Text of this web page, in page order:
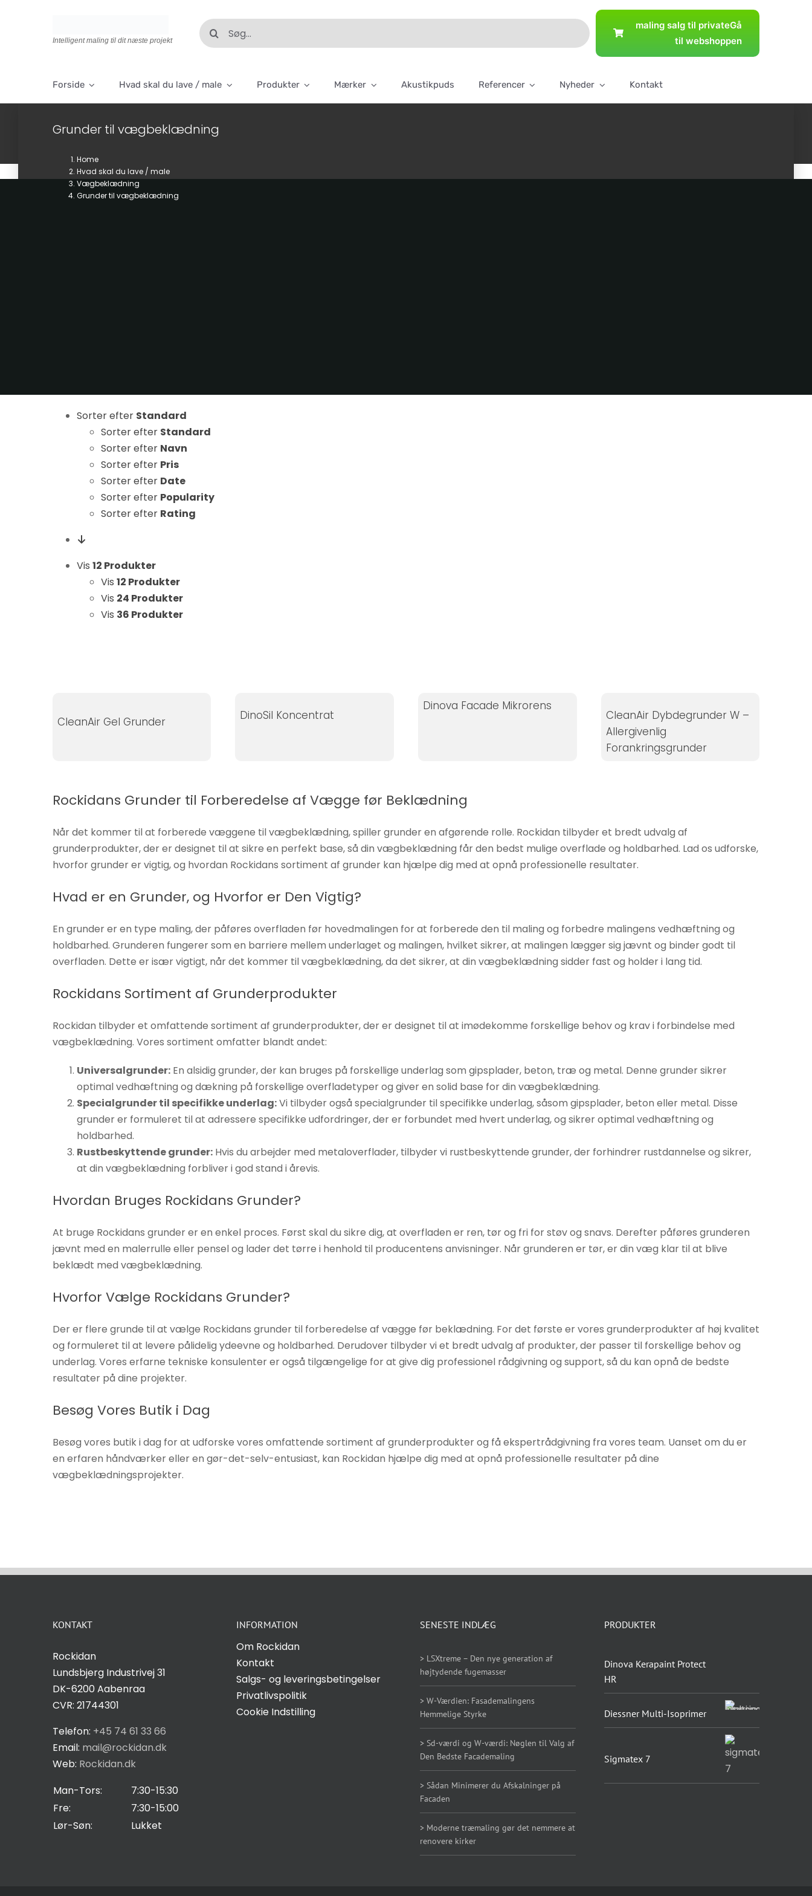
Intelligent maling til dit næste projekt
Søg
efter:
maling salg til privateGå
til webshoppen
Forside Hvad skal du lave / male Produkter Mærker Akustikpuds Referencer Nyheder Kontakt
Grunder til vægbeklædning
Home
Hvad skal du lave / male
Vægbeklædning
Grunder til vægbeklædning
Sorter efter Standard
Sorter efter Standard
Sorter efter Navn
Sorter efter Pris
Sorter efter Date
Sorter efter Popularity
Sorter efter Rating
Vis 12 Produkter
Vis 12 Produkter
Vis 24 Produkter
Vis 36 Produkter
CleanAir Gel Grunder DinoSil Koncentrat
Dinova Facade Mikrorens
CleanAir Dybdegrunder W –
Allergivenlig
Forankringsgrunder
Rockidans Grunder til Forberedelse af Vægge før Beklædning
Når det kommer til at forberede væggene til vægbeklædning, spiller grunder en afgørende rolle. Rockidan tilbyder et bredt udvalg af
grunderprodukter, der er designet til at sikre en perfekt base, så din vægbeklædning får den bedst mulige overflade og holdbarhed. Lad os udforske,
hvorfor grunder er vigtig, og hvordan Rockidans sortiment af grunder kan hjælpe dig med at opnå professionelle resultater.
Hvad er en Grunder, og Hvorfor er Den Vigtig?
En grunder er en type maling, der påføres overfladen før hovedmalingen for at forberede den til maling og forbedre malingens vedhæftning og
holdbarhed. Grunderen fungerer som en barriere mellem underlaget og malingen, hvilket sikrer, at malingen lægger sig jævnt og binder godt til
overfladen. Dette er især vigtigt, når det kommer til vægbeklædning, da det sikrer, at din vægbeklædning sidder fast og holder i lang tid.
Rockidans Sortiment af Grunderprodukter
Rockidan tilbyder et omfattende sortiment af grunderprodukter, der er designet til at imødekomme forskellige behov og krav i forbindelse med
vægbeklædning. Vores sortiment omfatter blandt andet:
Universalgrunder:En alsidig grunder, der kan bruges på forskellige underlag som gipsplader, beton, træ og metal. Denne grunder sikrer
optimal vedhæftning og dækning på forskellige overfladetyper og giver en solid base for din vægbeklædning.
Specialgrunder til specifikke underlag:Vi tilbyder også specialgrunder til specifikke underlag, såsom gipsplader, beton eller metal. Disse
grunder er formuleret til at adressere specifikke udfordringer, der er forbundet med hvert underlag, og sikrer optimal vedhæftning og
holdbarhed.
Rustbeskyttende grunder:Hvis du arbejder med metaloverflader, tilbyder vi rustbeskyttende grunder, der forhindrer rustdannelse og sikrer,
at din vægbeklædning forbliver i god stand i årevis.
Hvordan Bruges Rockidans Grunder?
At bruge Rockidans grunder er en enkel proces. Først skal du sikre dig, at overfladen er ren, tør og fri for støv og snavs. Derefter påføres grunderen
jævnt med en malerrulle eller pensel og lader det tørre i henhold til producentens anvisninger. Når grunderen er tør, er din væg klar til at blive
beklædt med vægbeklædning.
Hvorfor Vælge Rockidans Grunder?
Der er flere grunde til at vælge Rockidans grunder til forberedelse af vægge før beklædning. For det første er vores grunderprodukter af høj kvalitet
og formuleret til at levere pålidelig ydeevne og holdbarhed. Derudover tilbyder vi et bredt udvalg af produkter, der passer til forskellige behov og
underlag. Vores erfarne tekniske konsulenter er også tilgængelige for at give dig professionel rådgivning og support, så du kan opnå de bedste
resultater på dine projekter.
Besøg Vores Butik i Dag
Besøg vores butik i dag for at udforske vores omfattende sortiment af grunderprodukter og få ekspertrådgivning fra vores team. Uanset om du er
en erfaren håndværker eller en gør-det-selv-entusiast, kan Rockidan hjælpe dig med at opnå professionelle resultater på dine
vægbeklædningsprojekter.
KONTAKT
Rockidan
Lundsbjerg Industrivej 31
DK-6200 Aabenraa
CVR: 21744301
Telefon: +45 74 61 33 66
Email: mail@rockidan.dk
Web: Rockidan.dk
Man-Tors:
7:30-15:30
Fre:
7:30-15:00
Lør-Søn:
Lukket
INFORMATION
Om Rockidan
Kontakt
Salgs- og leveringsbetingelser
Privatlivspolitik
Cookie Indstilling
SENESTE INDLÆG
> LSXtreme – Den nye generation af
højtydende fugemasser
> W-Værdien: Fasademalingens
Hemmelige Styrke
> Sd-værdi og W-værdi: Nøglen til Valg af
Den Bedste Facademaling
> Sådan Minimerer du Afskalninger på
Facaden
> Moderne træmaling gør det nemmere at
renovere kirker
PRODUKTER
Dinova Kerapaint Protect
HR
Diessner Multi-Isoprimer
Sigmatex 7
Disse cookies
For at vi kan
Oplevelse
dit besøg.
nægter disse
cookies,
forsvinder
funktioner fra
Marketing
dele dine